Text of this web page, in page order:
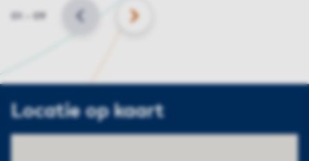
Slide 09 VORIGE VOLGENDE
Locatie op kaart